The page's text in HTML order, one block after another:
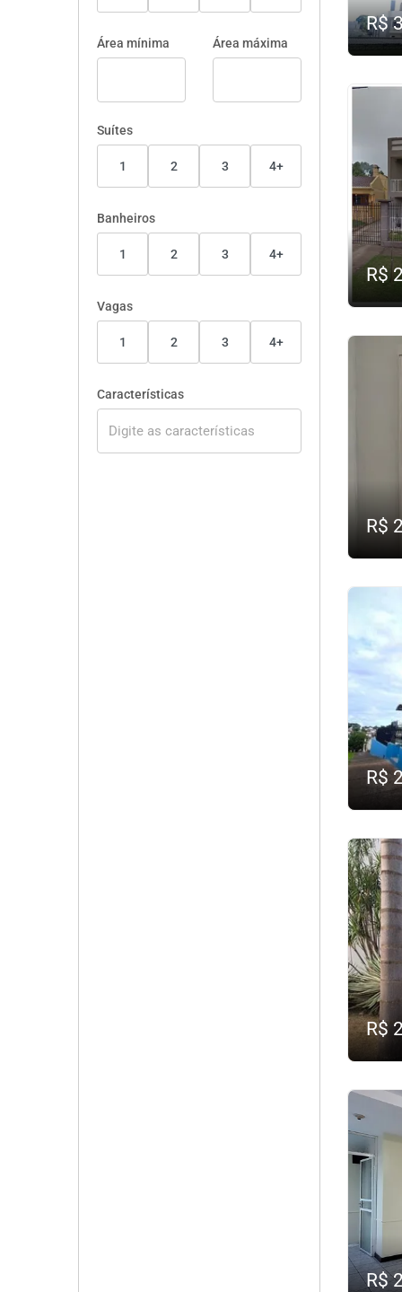
Área mínima Área máxima
Suítes
1 2 3 4+
Banheiros
1 2 3 4+
Vagas
1 2 3 4+
Características
R$
R$
R$
R$
R$
R$